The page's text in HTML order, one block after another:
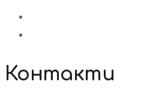
Контакти